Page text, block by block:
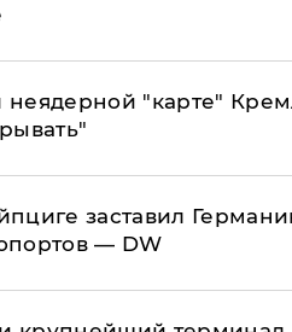
"карте"
заставил
— DW